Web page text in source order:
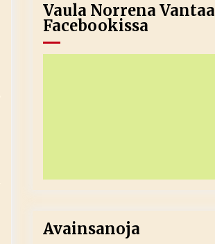
Vaula Norrena Vantaa
Facebookissa
Avainsanoja